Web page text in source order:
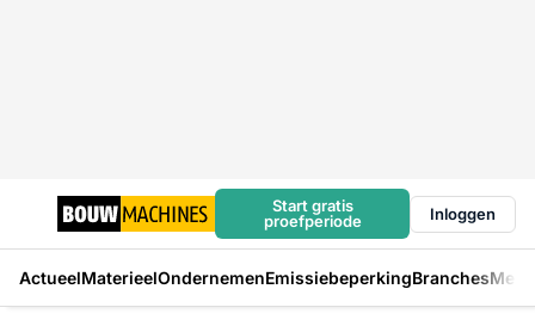
Start gratis
proefperiode
Inloggen
ActueelMaterieelOndernemenEmissiebeperkingBranches